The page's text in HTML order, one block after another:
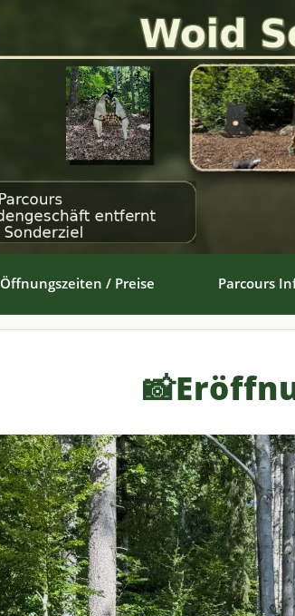
Öffnungszeiten / Preise Parcours